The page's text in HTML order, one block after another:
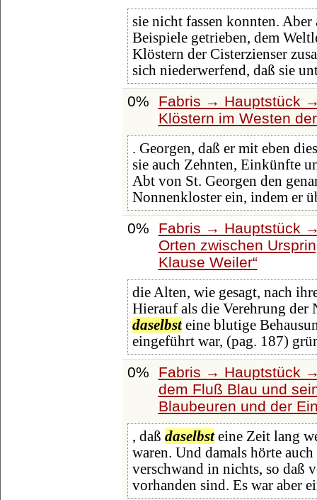
sie nicht fassen konnten. Aber
Beispiele getrieben, dem
Klöstern der Cisterzienser
sich niederwerfend, daß sie
0%
Fabris → Hauptstück
Klöstern im Westen
. Georgen, daß er mit eben
sie auch Zehnten, Einkünfte
Abt von St. Georgen den
Nonnenkloster ein, indem er
0%
Fabris → Hauptstück
Orten zwischen
Klause Weiler
die Alten, wie gesagt, nach
Hierauf als die Verehrung der
daselbsteine blutige
eingeführt war, (pag. 187)
0%
Fabris → Hauptstück
dem Fluß Blau und
Blaubeuren und der
, daß daselbsteine Zeit lang
waren. Und damals hörte
verschwand in nichts, so daß
vorhanden sind. Es war aber